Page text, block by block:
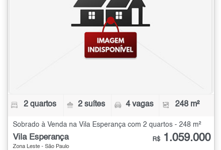
2 quartos 2 suítes 4 vagas 248 m²
Sobrado à Venda na Vila Esperança com 2 quartos - 248 m²
Vila Esperança
Zona Leste - São Paulo
R$ 1.059.000